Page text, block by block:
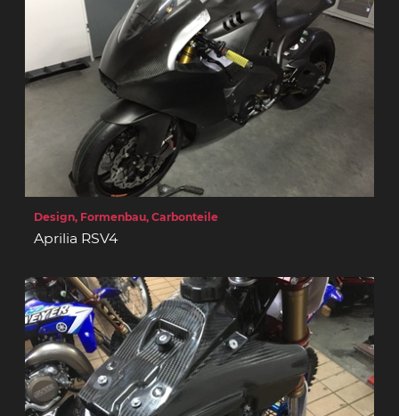
Design, Formenbau, Carbonteile
Aprilia RSV4